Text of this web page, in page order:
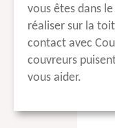
vous êtes dans
réaliser sur la
contact avec
couvreurs
vous aider.